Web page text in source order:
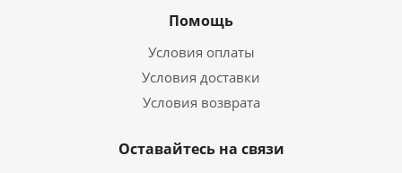
Помощь
Условия оплаты
Условия доставки
Условия возврата
Оставайтесь на связи